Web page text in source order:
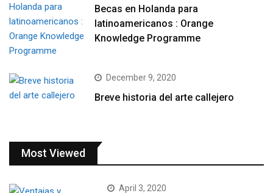
Becas en Holanda para
latinoamericanos : Orange
Knowledge Programme
December 9, 2020
Breve historia del arte callejero
Most Viewed
April 3, 2020